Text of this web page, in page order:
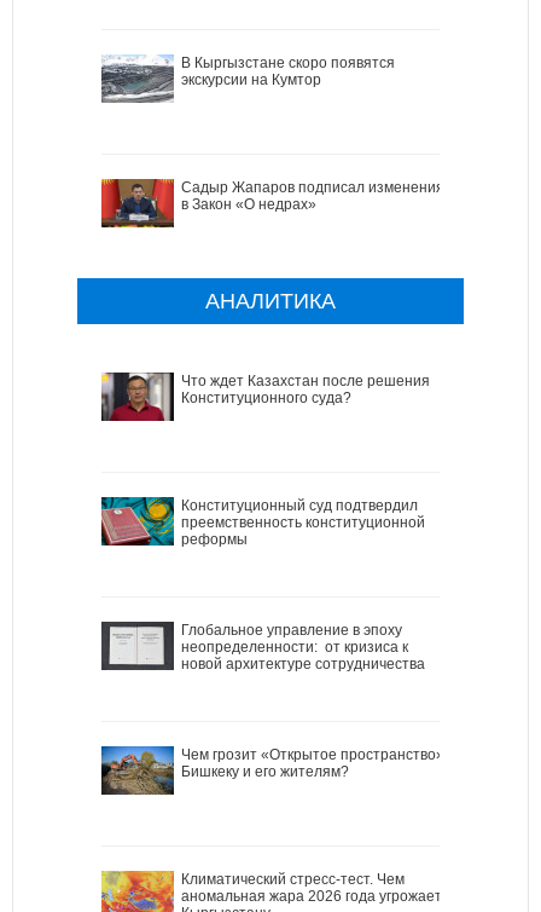
В Кыргызстане скоро появятся
экскурсии на Кумтор
Садыр Жапаров подписал изменения
в Закон «О недрах»
АНАЛИТИКА
Что ждет Казахстан после решения
Конституционного суда?
Конституционный суд подтвердил
преемственность конституционной
реформы
Глобальное управление в эпоху
неопределенности: от кризиса к
новой архитектуре сотрудничества
Чем грозит «Открытое пространство»
Бишкеку и его жителям?
Климатический стресс-тест. Чем
аномальная жара 2026 года угрожает